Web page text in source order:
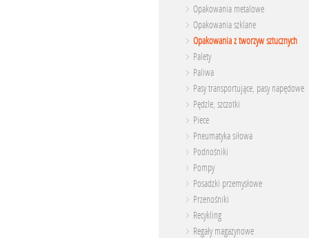
Opakowania metalowe
Opakowania szklane
Opakowania z tworzyw sztucznych
Palety
Paliwa
Pasy transportujące, pasy napędowe
Pędzle, szczotki
Piece
Pneumatyka siłowa
Podnośniki
Pompy
Posadzki przemysłowe
Przenośniki
Recykling
Regały magazynowe